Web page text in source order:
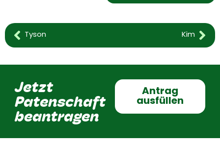
Tyson Kim
Jetzt
Patenschaft
beantragen
Antrag
ausfüllen